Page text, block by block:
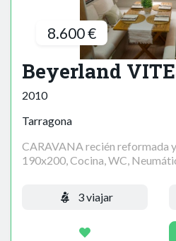
8.600 €
Beyerland
2010
Tarragona
CARAVANA recién reformada
190x200, Cocina, WC,
3 viajar